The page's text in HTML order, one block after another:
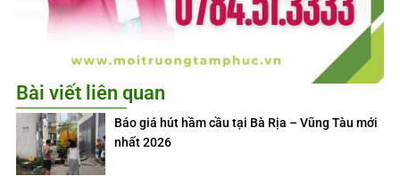
Bài viết liên quan
Báo giá hút hầm cầu tại Bà Rịa – Vũng Tàu mới
nhất 2026